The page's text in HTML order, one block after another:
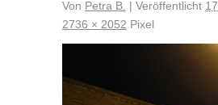
Von Petra B. Veröffentlicht
2736 × 2052 Pixel